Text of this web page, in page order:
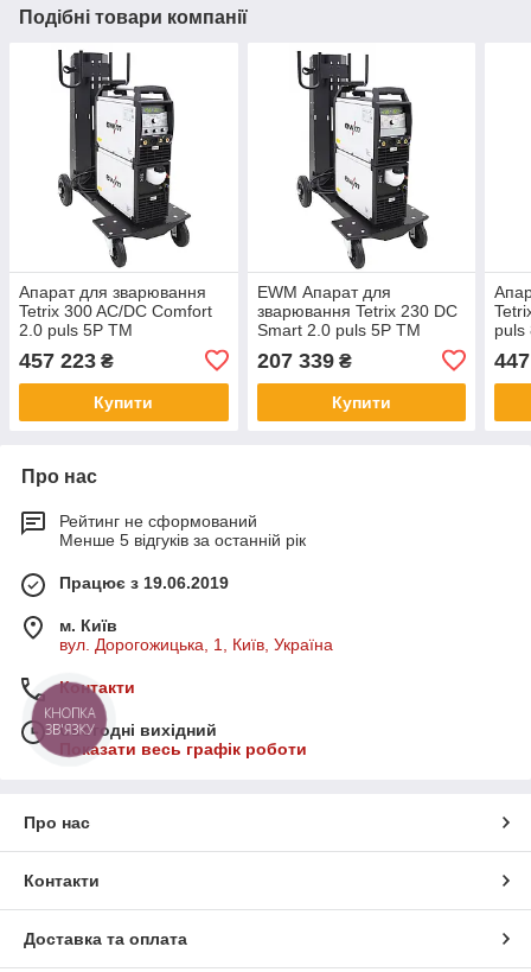
Подібні товари компанії
Апарат для зварювання
Tetrix 300 AC/DC Comfort
2.0 puls 5P TM
457 223 ₴
Купити
EWM Апарат для
зварювання Tetrix 230 DC
Smart 2.0 puls 5P TM
207 339₴
Купити
puls
Про нас
Рейтинг не сформований
Менше 5 відгуків за останній рік
Працює з 19.06.2019
м. Київ
вул. Дорогожицька, 1, Київ, Україна
Контакти
Сьогодні вихідний
Показати весь графік роботи
Про нас
Контакти
Доставка та оплата
КНОПКА
ЗВ'ЯЗКУ